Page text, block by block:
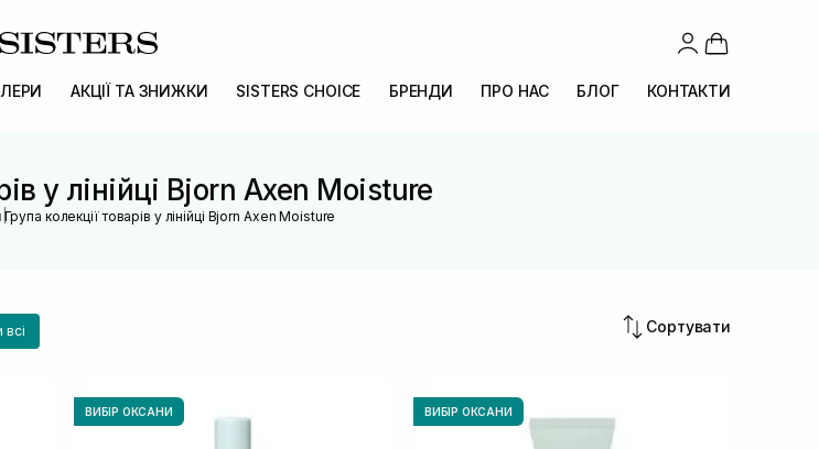
АКЦІЇ ТА ЗНИЖКИ SISTERS CHOICE БРЕНДИ ПРО НАС БЛОГ КОНТАКТИ
у лінійці Bjorn Axen Moisture
|Група колекції товарів у лінійці Bjorn Axen Moisture
всі Сортувати
ВИБІР ОКСАНИ ВИБІР ОКСАНИ